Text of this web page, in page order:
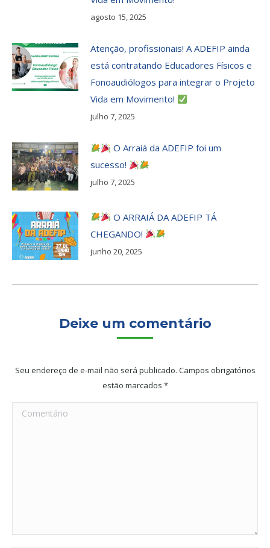
agosto 15, 2025
Atenção, profissionais! A ADEFIP ainda
está contratando Educadores Físicos e
Fonoaudiólogos para integrar o Projeto
Vida em Movimento!
julho 7, 2025
O Arraiá da ADEFIP foi um
sucesso!
julho 7, 2025
O ARRAIÁ DA ADEFIP TÁ
CHEGANDO!
junho 20, 2025
Deixe um comentário
Seu endereço de e-mail não será publicado. Campos obrigatórios
estão marcados *
Comentário